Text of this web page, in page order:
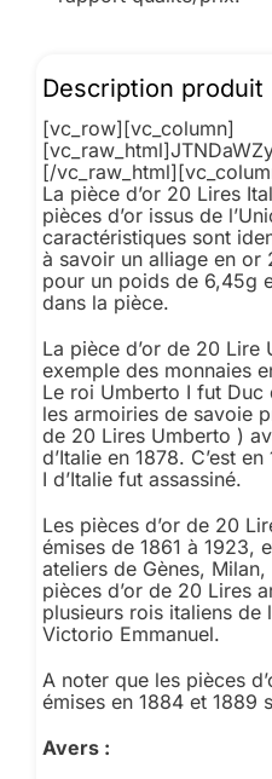
Description produit
[vc_row][vc_column]
[/
La pièce d’or 20 Lires
pièces d’or issus de
caractéristiques sont
à savoir un alliage en or
pour un poids de 6,45g
dans la pièce.
La pièce d’or de 20 Lire
exemple des monnaies
Le roi Umberto I fut Duc
les armoiries de savoie
de 20 Lires Umberto )
d’Italie en 1878. C’est
I d’Italie fut assassiné.
Les pièces d’or de 20
émises de 1861 à 1923,
ateliers de Gènes,
pièces d’or de 20 Lires
plusieurs rois italiens de
Victorio Emmanuel.
A noter que les pièces
émises en 1884 et 1889
Avers :